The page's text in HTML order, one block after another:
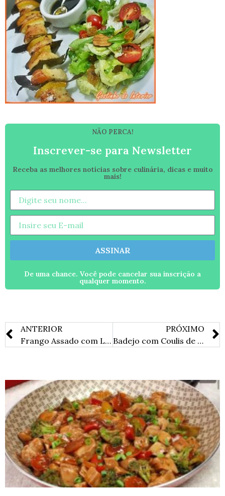
NÃO PERCA!
Inscrever-se para Newsletter
Receba as melhores notícias sobre culinária, dicas e muito
mais!
ASSINAR
De uma chance. Você pode cancelar sua inscrição a
qualquer momento.
ANTERIOR
Frango Assado com Limão Siciliano
PRÓXIMO
Badejo com Coulis de Tomate